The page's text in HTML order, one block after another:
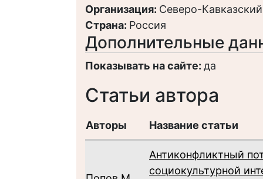
Организация: Северо-
Страна: Россия
Дополнительные
Показывать на сайте: да
Статьи автора
Авторы Название статьи
Антиконфликтный
социокультурной